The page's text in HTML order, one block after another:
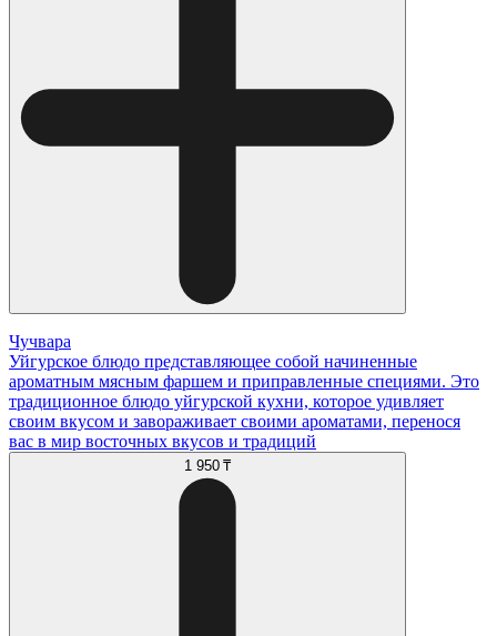
Чучвара
Уйгурское блюдо представляющее собой начиненные
ароматным мясным фаршем и приправленные специями. Это
традиционное блюдо уйгурской кухни, которое удивляет
своим вкусом и завораживает своими ароматами, перенося
вас в мир восточных вкусов и традиций
1 950 ₸